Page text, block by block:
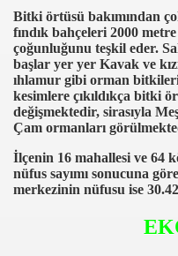
Bitki örtüsü bakımından
fındık bahçeleri 2000
çoğunluğunu teşkil eder.
başlar yer yer Kavak ve
ıhlamur gibi orman
kesimlere çıkıldıkça bitki
değişmektedir, sirasıyla
Çam ormanları
İlçenin 16 mahallesi ve 64
nüfus sayımı sonucuna
merkezinin nüfusu ise
HTML Desleri
Twitter
Mehmet Ali Resmen
findiktan kahve uretimi
Link Listesi
Yeni sayfanın başlığı
Korumada
duzenleniyor
Masaüstü görünümüne